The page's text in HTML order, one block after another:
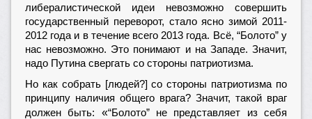
либералистической идеи невозможно совершить
государственный переворот, стало ясно зимой 2011-
2012 года и в течение всего 2013 года. Всё, “Болото” у
нас невозможно. Это понимают и на Западе. Значит,
надо Путина свергать со стороны патриотизма.
Но как собрать [людей?] со стороны патриотизма по
принципу наличия общего врага? Значит, такой враг
должен быть: «“Болото” не представляет из себя